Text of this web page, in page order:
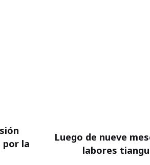
la
Luego de nueve
labores